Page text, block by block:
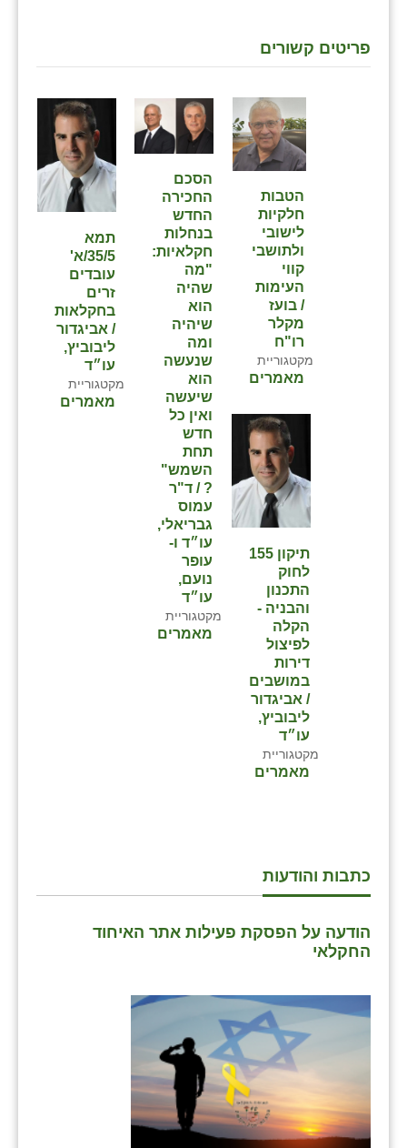
פריטים קשורים
תמא
35/5/א'
עובדים
זרים
בחקלאות
/ אביגדור
ליבוביץ,
עו״ד
מקטגוריית
מאמרים
הסכם
החכירה
החדש
בנחלות
חקלאיות:
"מה
שהיה
הוא
שיהיה
ומה
שנעשה
הוא
שיעשה
ואין כל
חדש
תחת
השמש"
? / ד"ר
עמוס
גבריאלי,
עו״ד ו-
עופר
נועם,
עו״ד
מקטגוריית
מאמרים
הטבות
חלקיות
לישובי
ולתושבי
קווי
העימות
/ בועז
מקלר
רו"ח
מקטגוריית
מאמרים
תיקון 155
לחוק
התכנון
והבניה -
הקלה
לפיצול
דירות
במושבים
/ אביגדור
ליבוביץ,
עו״ד
מקטגוריית
מאמרים
כתבות והודעות
הודעה על הפסקת פעילות אתר האיחוד
החקלאי
שדמה